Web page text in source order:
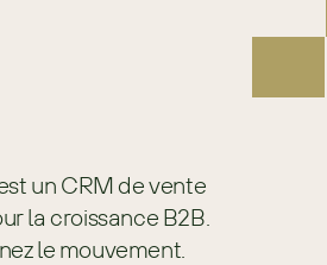
un CRM de vente
la croissance B2B.
le mouvement.